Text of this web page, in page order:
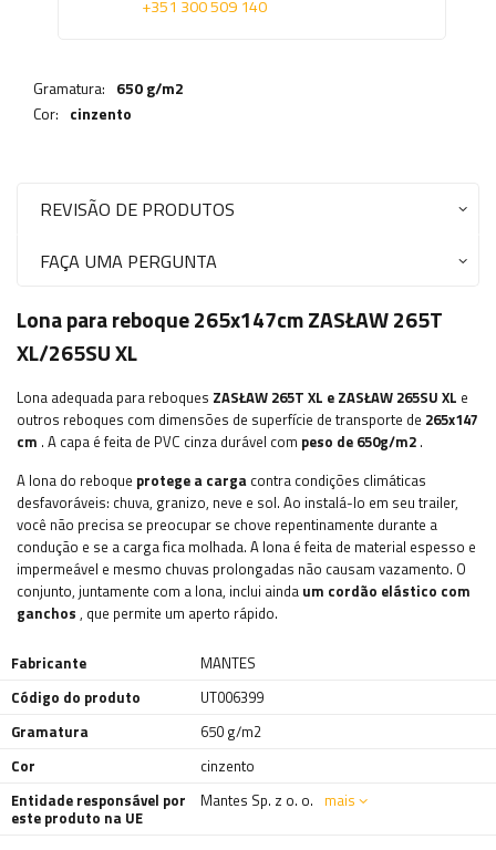
+351 300 509 140
Gramatura: 650 g/m2
Cor: cinzento
REVISÃO DE PRODUTOS
FAÇA UMA PERGUNTA
Lona para reboque 265x147cm ZASŁAW 265T
XL/265SU XL
Lona adequada para reboques ZASŁAW 265T XL e ZASŁAW 265SU XL e
outros reboques com dimensões de superfície de transporte de 265x147
cm . A capa é feita de PVC cinza durável com peso de 650g/m2 .
A lona do reboque protege a carga contra condições climáticas
desfavoráveis: chuva, granizo, neve e sol. Ao instalá-lo em seu trailer,
você não precisa se preocupar se chove repentinamente durante a
condução e se a carga fica molhada. A lona é feita de material espesso e
impermeável e mesmo chuvas prolongadas não causam vazamento. O
conjunto, juntamente com a lona, ​​​​inclui ainda um cordão elástico com
ganchos , que permite um aperto rápido.
Fabricante
MANTES
Código do produto
UT006399
Gramatura
650 g/m2
Cor
cinzento
Entidade responsável por
este produto na UE
Mantes Sp. z o. o. mais